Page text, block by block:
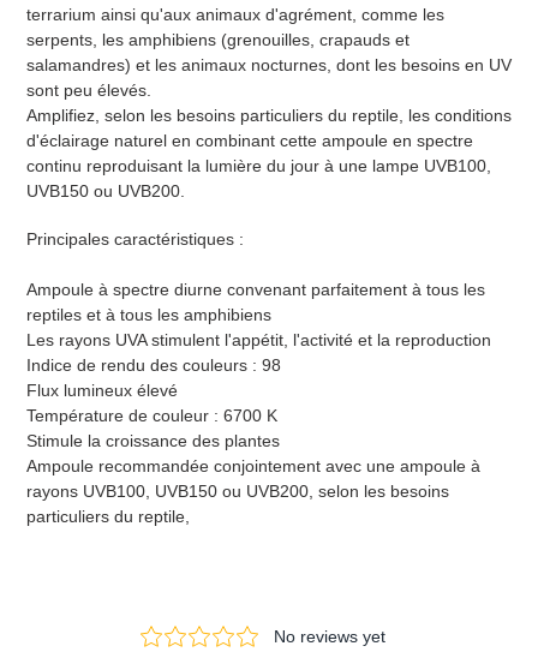
terrarium ainsi qu'aux animaux d'agrément, comme les
serpents, les amphibiens (grenouilles, crapauds et
salamandres) et les animaux nocturnes, dont les besoins en UV
sont peu élevés.
Amplifiez, selon les besoins particuliers du reptile, les conditions
d'éclairage naturel en combinant cette ampoule en spectre
continu reproduisant la lumière du jour à une lampe UVB100,
UVB150 ou UVB200.
Principales caractéristiques :
Ampoule à spectre diurne convenant parfaitement à tous les
reptiles et à tous les amphibiens
Les rayons UVA stimulent l'appétit, l'activité et la reproduction
Indice de rendu des couleurs : 98
Flux lumineux élevé
Température de couleur : 6700 K
Stimule la croissance des plantes
Ampoule recommandée conjointement avec une ampoule à
rayons UVB100, UVB150 ou UVB200, selon les besoins
particuliers du reptile,